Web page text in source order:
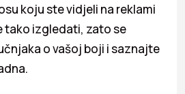
koju ste vidjeli na reklami
tako izgledati, zato se
o vašoj boji i saznajte